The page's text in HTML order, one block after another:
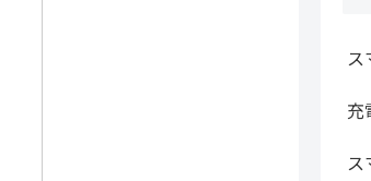
ス
充
ス